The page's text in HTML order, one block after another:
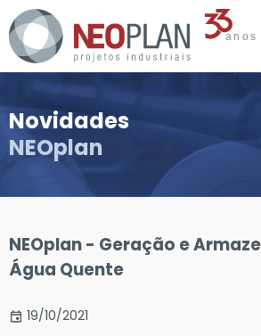
Novidades
NEOplan
NEOplan - Geração e
Água Quente
19/10/2021